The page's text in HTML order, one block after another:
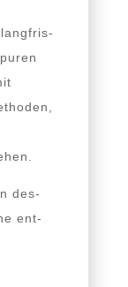
lang­fris­
des­
ent­